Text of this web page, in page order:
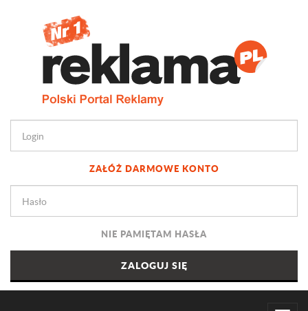
ZAŁÓŻ DARMOWE KONTO
NIE PAMIĘTAM HASŁA